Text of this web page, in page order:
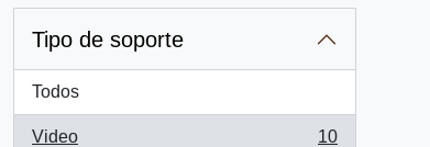
Tipo de soporte
Todos
Video 10